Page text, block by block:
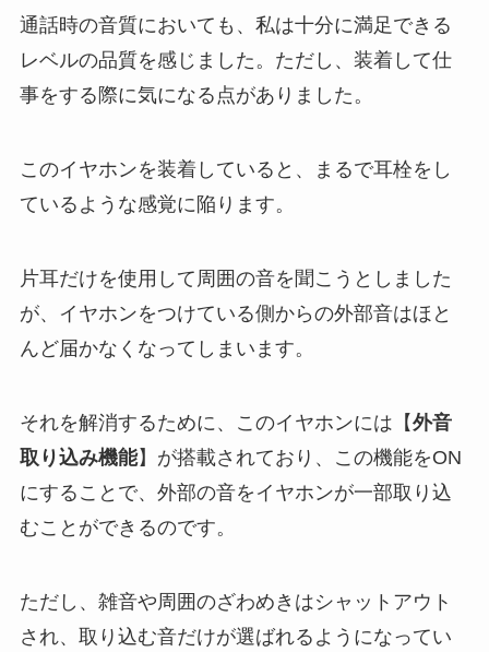
通話時の音質においても、私は十分に満足できる
レベルの品質を感じました。ただし、装着して仕
事をする際に気になる点がありました。
このイヤホンを装着していると、まるで耳栓をし
ているような感覚に陥ります。
片耳だけを使用して周囲の音を聞こうとしました
が、イヤホンをつけている側からの外部音はほと
んど届かなくなってしまいます。
それを解消するために、このイヤホンには【外音
取り込み機能】が搭載されており、この機能をON
にすることで、外部の音をイヤホンが一部取り込
むことができるのです。
ただし、雑音や周囲のざわめきはシャットアウト
され、取り込む音だけが選ばれるようになってい